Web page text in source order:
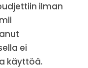
ilman
ei
käyttöä.